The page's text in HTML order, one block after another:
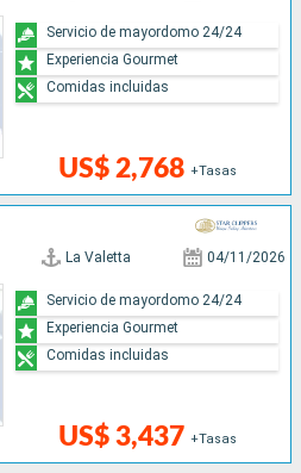
US$ 2,768 +Tasas
Servicio de mayordomo 24/24
Experiencia Gourmet
Comidas incluidas
La Valetta 04/11/2026
US$ 3,437 +Tasas
Servicio de mayordomo 24/24
Experiencia Gourmet
Comidas incluidas